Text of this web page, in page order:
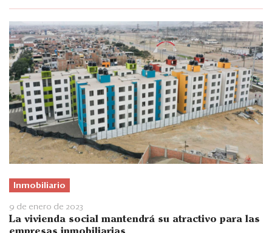
Inmobiliario
9 de enero de 2023
La vivienda social mantendrá su atractivo para las